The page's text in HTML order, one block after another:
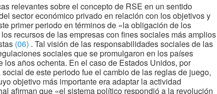
relevantes sobre el concepto de RSE en un sentido
sector económico privado en relación con los objetivos y
primer periodo en términos de «la obligación de los
recursos de las empresas con fines sociales más amplios
(06) . Tal visión de las responsabilidades sociales de las
sociales que se promulgaron en los países
años ochenta. En el caso de Estados Unidos, por
de este periodo fue el cambio de las reglas de juego,
objetivo más importante era adaptar la actividad
afirman que «el sistema político respondió a la revolución